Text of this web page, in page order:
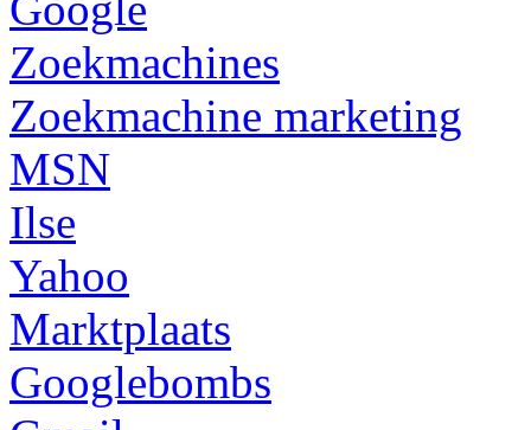
Zoekmachines
Zoekmachine marketing
MSN
Ilse
Yahoo
Marktplaats
Googlebombs